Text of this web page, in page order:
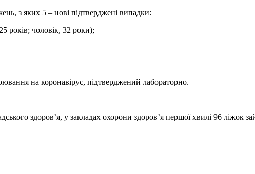
з яких 5 – нові підтверджені випадки:
років; чоловік, 32 роки);
на коронавірус, підтверджений лабораторно.
здоров’я, у закладах охорони здоров’я першої хвилі 96 ліжок